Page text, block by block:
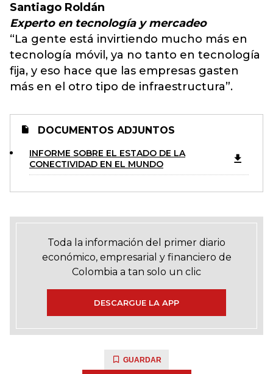
Santiago Roldán
Experto en tecnología y mercadeo
“La gente está invirtiendo mucho más en
tecnología móvil, ya no tanto en tecnología
fija, y eso hace que las empresas gasten
más en el otro tipo de infraestructura”.
DOCUMENTOS ADJUNTOS
INFORME SOBRE EL ESTADO DE LA
CONECTIVIDAD EN EL MUNDO
Toda la información del primer diario
económico, empresarial y financiero de
Colombia a tan solo un clic
DESCARGUE LA APP
GUARDAR